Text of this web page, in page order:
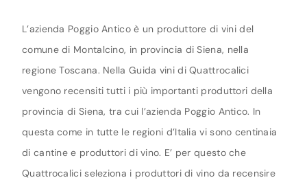
L’azienda Poggio Antico è un produttore di vini del
comune di Montalcino, in provincia di Siena, nella
regione Toscana. Nella Guida vini di Quattrocalici
vengono recensiti tutti i più importanti produttori della
provincia di Siena, tra cui l’azienda Poggio Antico. In
questa come in tutte le regioni d’Italia vi sono centinaia
di cantine e produttori di vino. E’ per questo che
Quattrocalici seleziona i produttori di vino da recensire